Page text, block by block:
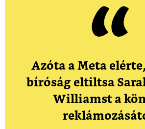
Azóta a Meta
bíróság eltiltsa
Williamst a